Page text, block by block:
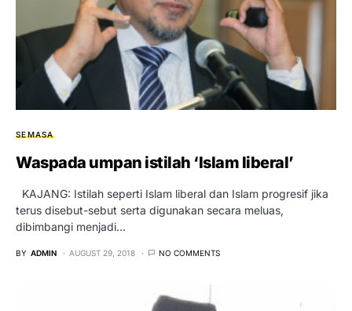
SEMASA
Waspada umpan istilah ‘Islam liberal’
KAJANG: Istilah seperti Islam liberal dan Islam progresif jika
terus disebut-sebut serta digunakan secara meluas,
dibimbangi menjadi…
BY ADMIN AUGUST 29, 2018 NO COMMENTS